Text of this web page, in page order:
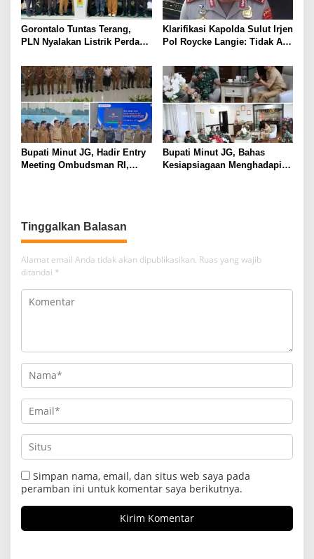
Gorontalo Tuntas Terang,
PLN Nyalakan Listrik Perdana
Berlistrik Provinsi Gorontalo
Capai 100 Persen
Klarifikasi Kapolda Sulut Irjen
Pol Roycke Langie: Tidak Ada
Jalankan Perintah Undang-
Undang
Bupati Minut JG, Hadir Entry
Meeting Ombudsman RI,
Bupati Minut JG, Bahas
Kesiapsiagaan Menghadapi
Tinggalkan Balasan
Alamat email Anda tidak akan dipublikasikan. Ruas yang wajib
ditandai *
Simpan nama, email, dan situs web saya pada
peramban ini untuk komentar saya berikutnya.